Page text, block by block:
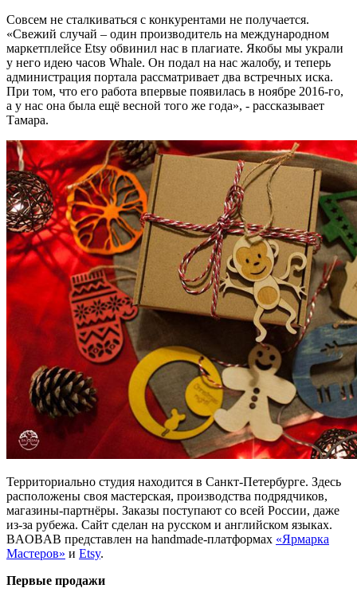
Совсем не сталкиваться с конкурентами не получается.
«Свежий случай – один производитель на международном
маркетплейсе Etsy обвинил нас в плагиате. Якобы мы украли
у него идею часов Whale. Он подал на нас жалобу, и теперь
администрация портала рассматривает два встречных иска.
При том, что его работа впервые появилась в ноябре 2016-го,
а у нас она была ещё весной того же года», - рассказывает
Тамара.
Территориально студия находится в Санкт-Петербурге. Здесь
расположены своя мастерская, производства подрядчиков,
магазины-партнёры. Заказы поступают со всей России, даже
из-за рубежа. Сайт сделан на русском и английском языках.
BAOBAB представлен на handmade-платформах «Ярмарка
Мастеров» и Etsy.
Первые продажи